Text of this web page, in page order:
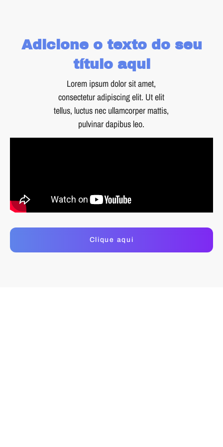
Adicione o texto do seu
título aqui
Lorem ipsum dolor sit amet,
consectetur adipiscing elit. Ut elit
tellus, luctus nec ullamcorper mattis,
pulvinar dapibus leo.
Clique aqui